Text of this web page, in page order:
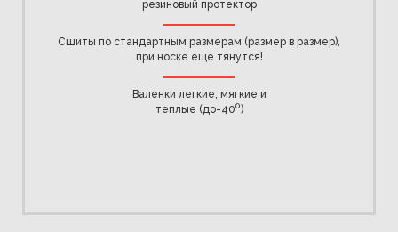
резиновый протектор
Сшиты по стандартным размерам (размер в размер),
при носке еще тянутся!
Валенки легкие, мягкие и
теплые (до-400)